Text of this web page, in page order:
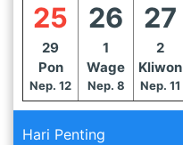
25
29
Pon
Nep. 12
26
1
Wage
Nep. 8
27
2
Kliwon
Nep. 11
Hari Penting